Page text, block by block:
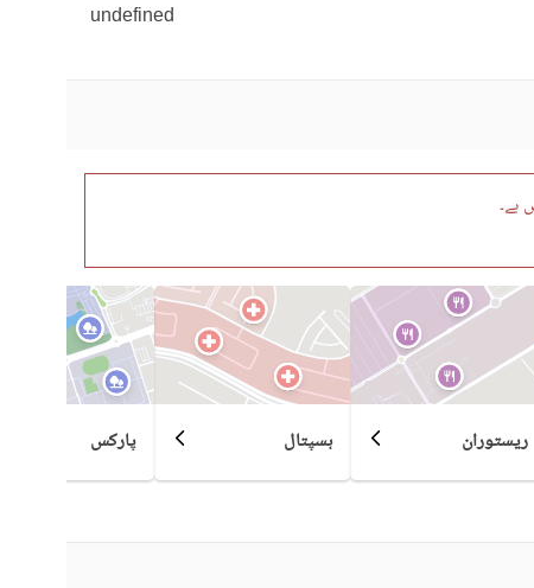
undefined
ہے۔
ریستوران ہسپتال پارکس